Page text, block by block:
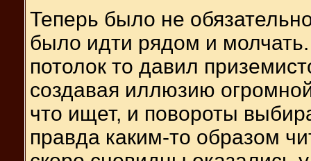
Теперь было не
было идти рядом и
потолок то давил
создавая иллюзию
что ищет, и повороты
правда каким-то образом